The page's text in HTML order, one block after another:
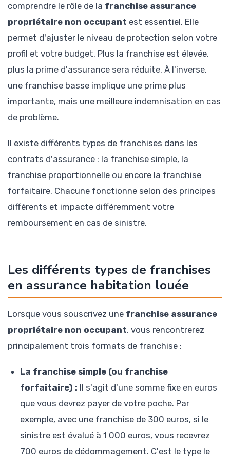
comprendre le rôle de la franchise assurance
propriétaire non occupant est essentiel. Elle
permet d'ajuster le niveau de protection selon votre
profil et votre budget. Plus la franchise est élevée,
plus la prime d'assurance sera réduite. À l'inverse,
une franchise basse implique une prime plus
importante, mais une meilleure indemnisation en cas
de problème.
Il existe différents types de franchises dans les
contrats d'assurance : la franchise simple, la
franchise proportionnelle ou encore la franchise
forfaitaire. Chacune fonctionne selon des principes
différents et impacte différemment votre
remboursement en cas de sinistre.
Les différents types de franchises
en assurance habitation louée
Lorsque vous souscrivez une franchise assurance
propriétaire non occupant, vous rencontrerez
principalement trois formats de franchise :
La franchise simple (ou franchise
forfaitaire) : Il s'agit d'une somme fixe en euros
que vous devrez payer de votre poche. Par
exemple, avec une franchise de 300 euros, si le
sinistre est évalué à 1 000 euros, vous recevrez
700 euros de dédommagement. C'est le type le